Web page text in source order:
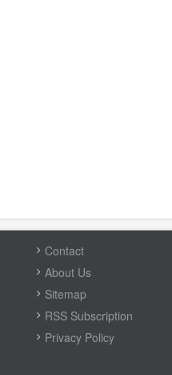
FOOTER
MENU
Contact
About Us
Sitemap
RSS Subscription
Privacy Policy